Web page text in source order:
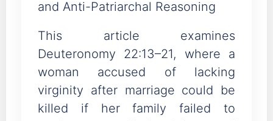
and Anti-Patriarchal Reasoning
This article examines
Deuteronomy 22:13–21, where a
woman accused of lacking
virginity after marriage could be
killed if her family failed to